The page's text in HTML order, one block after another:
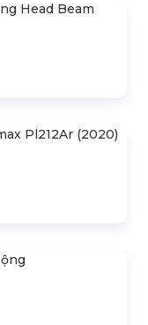
Head Beam
Pl212Ar (2020)